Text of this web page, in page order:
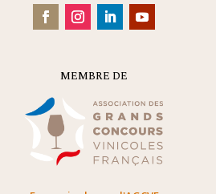
MEMBRE DE